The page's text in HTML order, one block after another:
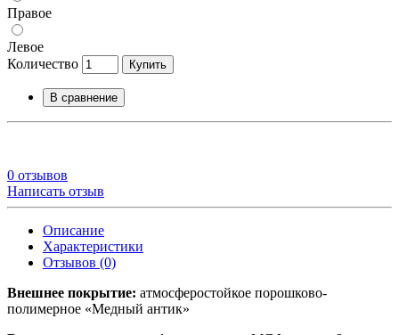
Правое
Левое
Количество
Купить
В сравнение
0 отзывов
Написать отзыв
Описание
Характеристики
Отзывов (0)
Внешнее покрытие: атмосферостойкое порошково-
полимерное «Медный антик»